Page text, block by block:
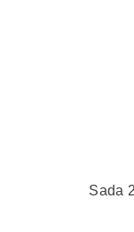
Sada